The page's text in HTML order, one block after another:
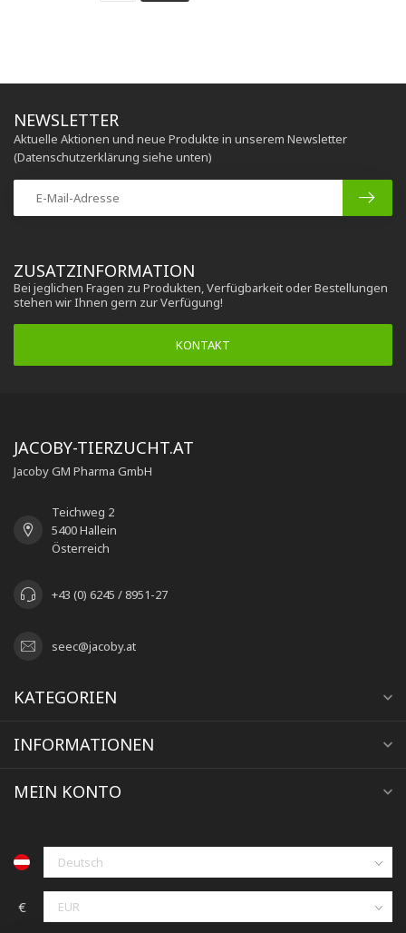
ZUSATZINFORMATION
Bei jeglichen Fragen zu Produkten, Verfügbarkeit oder Bestellungen
stehen wir Ihnen gern zur Verfügung!
KONTAKT
NEWSLETTER
Aktuelle Aktionen und neue Produkte in unserem Newsletter
(Datenschutzerklärung siehe unten)
JACOBY-TIERZUCHT.AT
Jacoby GM Pharma GmbH
Teichweg 2
5400 Hallein
Österreich
+43 (0) 6245 / 8951-27
seec@jacoby.at
KATEGORIEN
INFORMATIONEN
MEIN KONTO
€